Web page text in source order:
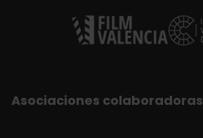
Asociaciones colaboradoras